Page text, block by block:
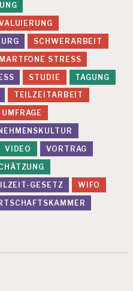
SCHWERARBEIT
STRESS
STUDIE
TAGUNG
TEILZEITARBEIT
UMFRAGE
VIDEO
VORTRAG
GESETZ
WIFO